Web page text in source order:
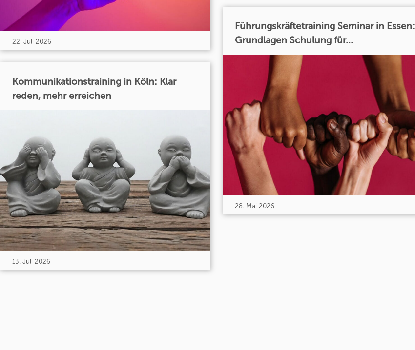
22. Juli 2026
Kommunikationstraining in Köln: Klar
reden, mehr erreichen
13. Juli 2026
Führungskräftetraining Seminar in Essen:
Grundlagen Schulung für...
28. Mai 2026